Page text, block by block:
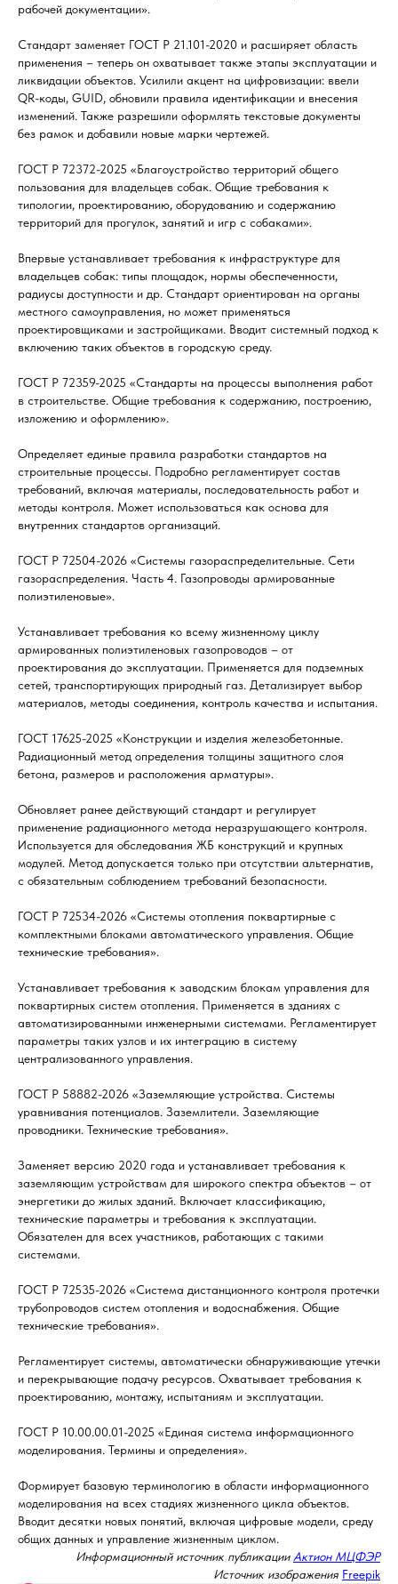
рабочей документации».
Стандарт заменяет ГОСТ Р 21.101-2020 и расширяет область
применения – теперь он охватывает также этапы эксплуатации и
ликвидации объектов. Усилили акцент на цифровизации: ввели
QR-коды, GUID, обновили правила идентификации и внесения
изменений. Также разрешили оформлять текстовые документы
без рамок и добавили новые марки чертежей.
ГОСТ Р 72372-2025 «Благоустройство территорий общего
пользования для владельцев собак. Общие требования к
типологии, проектированию, оборудованию и содержанию
территорий для прогулок, занятий и игр с собаками».
Впервые устанавливает требования к инфраструктуре для
владельцев собак: типы площадок, нормы обеспеченности,
радиусы доступности и др. Стандарт ориентирован на органы
местного самоуправления, но может применяться
проектировщиками и застройщиками. Вводит системный подход к
включению таких объектов в городскую среду.
ГОСТ Р 72359-2025 «Стандарты на процессы выполнения работ
в строительстве. Общие требования к содержанию, построению,
изложению и оформлению».
Определяет единые правила разработки стандартов на
строительные процессы. Подробно регламентирует состав
требований, включая материалы, последовательность работ и
методы контроля. Может использоваться как основа для
внутренних стандартов организаций.
ГОСТ Р 72504-2026 «Системы газораспределительные. Сети
газораспределения. Часть 4. Газопроводы армированные
полиэтиленовые».
Устанавливает требования ко всему жизненному циклу
армированных полиэтиленовых газопроводов – от
проектирования до эксплуатации. Применяется для подземных
сетей, транспортирующих природный газ. Детализирует выбор
материалов, методы соединения, контроль качества и испытания.
ГОСТ 17625-2025 «Конструкции и изделия железобетонные.
Радиационный метод определения толщины защитного слоя
бетона, размеров и расположения арматуры».
Обновляет ранее действующий стандарт и регулирует
применение радиационного метода неразрушающего контроля.
Используется для обследования ЖБ конструкций и крупных
модулей. Метод допускается только при отсутствии альтернатив,
с обязательным соблюдением требований безопасности.
ГОСТ Р 72534-2026 «Системы отопления поквартирные с
комплектными блоками автоматического управления. Общие
технические требования».
Устанавливает требования к заводским блокам управления для
поквартирных систем отопления. Применяется в зданиях с
автоматизированными инженерными системами. Регламентирует
параметры таких узлов и их интеграцию в систему
централизованного управления.
ГОСТ Р 58882-2026 «Заземляющие устройства. Системы
уравнивания потенциалов. Заземлители. Заземляющие
проводники. Технические требования».
Заменяет версию 2020 года и устанавливает требования к
заземляющим устройствам для широкого спектра объектов – от
энергетики до жилых зданий. Включает классификацию,
технические параметры и требования к эксплуатации.
Обязателен для всех участников, работающих с такими
системами.
ГОСТ Р 72535-2026 «Система дистанционного контроля протечки
трубопроводов систем отопления и водоснабжения. Общие
технические требования».
Регламентирует системы, автоматически обнаруживающие утечки
и перекрывающие подачу ресурсов. Охватывает требования к
проектированию, монтажу, испытаниям и эксплуатации.
ГОСТ Р 10.00.00.01-2025 «Единая система информационного
моделирования. Термины и определения».
Формирует базовую терминологию в области информационного
моделирования на всех стадиях жизненного цикла объектов.
Вводит десятки новых понятий, включая цифровые модели, среду
общих данных и управление жизненным циклом.
Информационный источник публикации Актион МЦФЭР
Источник изображения Freepik